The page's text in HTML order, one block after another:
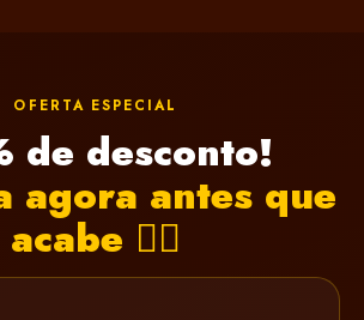
OFERTA ESPECIAL
de desconto!
agora antes que
acabe 👇🏻